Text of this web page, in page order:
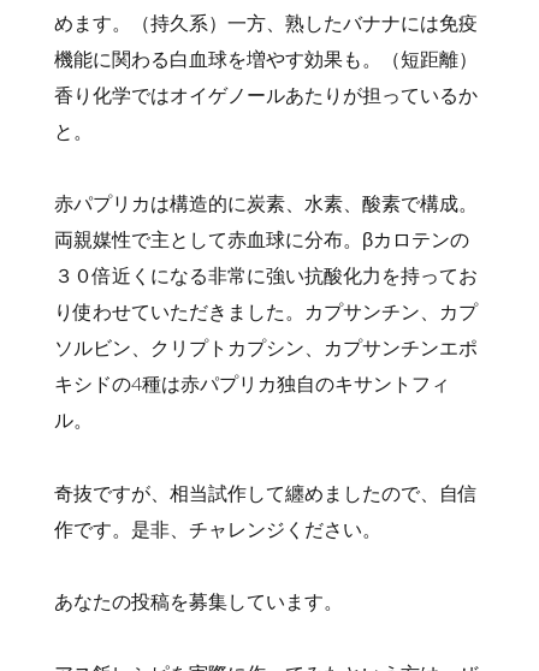
めます。（持久系）一方、熟したバナナには免疫
機能に関わる白血球を増やす効果も。（短距離）
香り化学ではオイゲノールあたりが担っているか
と。
赤パプリカは構造的に炭素、水素、酸素で構成。
両親媒性で主として赤血球に分布。βカロテンの
３０倍近くになる非常に強い抗酸化力を持ってお
り使わせていただきました。カプサンチン、カプ
ソルビン、クリプトカプシン、カプサンチンエポ
キシドの4種は赤パプリカ独自のキサントフィ
ル。
奇抜ですが、相当試作して纏めましたので、自信
作です。是非、チャレンジください。
あなたの投稿を募集しています。